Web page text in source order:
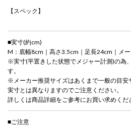
【スペック】
■実寸(約cm)
M：底幅8cm｜高さ3.5cm｜足長24cm｜メ
※実寸(平置きした状態でメジャー計測)の為
す。
※メーカー推奨サイズはあくまで一般の目安
実寸とは異なりますのでご注意ください。
詳しくは商品詳細をご参考にお買い求めくだ
■ご注意